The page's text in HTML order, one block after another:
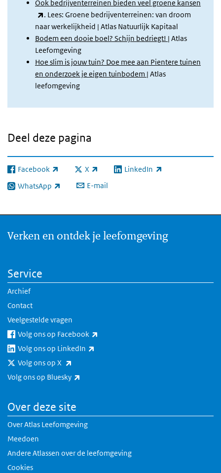
Ook bedrijventerreinen bieden veel groene kansen
(externe link)
. Lees: Groene bedrijventerreinen: van droom
naar werkelijkheid | Atlas Natuurlijk Kapitaal
Bodem een dooie boel? Schijn bedriegt! | Atlas
Leefomgeving
Hoe slim is jouw tuin? Doe mee aan Pientere tuinen
en onderzoek je eigen tuinbodem | Atlas
leefomgeving
Deel deze pagina
Facebook
(externe link) X
(externe link) LinkedIn
(externe link)
WhatsApp
(externe link) E-mail
Verken en ontdek je leefomgeving
Service
Archief
Contact
Veelgestelde vragen
Volg ons op Facebook
Volg ons op LinkedIn
Volg ons op X
Volg ons op Bluesky
Over deze site
Over Atlas Leefomgeving
Meedoen
Andere Atlassen over de leefomgeving
Cookies